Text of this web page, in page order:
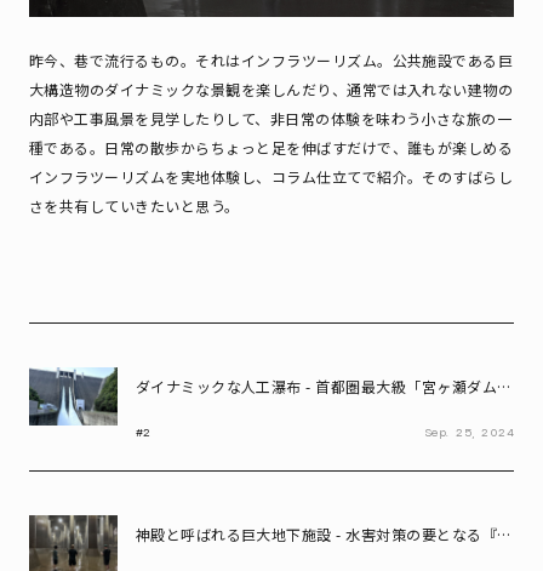
昨今、巷で流行るもの。それはインフラツーリズム。公共施設である巨
大構造物のダイナミックな景観を楽しんだり、通常では入れない建物の
内部や工事風景を見学したりして、非日常の体験を味わう小さな旅の一
種である。日常の散歩からちょっと足を伸ばすだけで、誰もが楽しめる
インフラツーリズムを実地体験し、コラム仕立てで紹介。そのすばらし
さを共有していきたいと思う。
ダイナミックな人工瀑布 - 首都圏最大級「宮ヶ瀬ダム」
#2 Sep. 25, 2024
神殿と呼ばれる巨大地下施設 - 水害対策の要となる『首